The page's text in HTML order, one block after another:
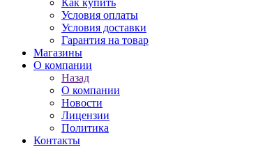
Как купить
Условия оплаты
Условия доставки
Гарантия на товар
Магазины
О компании
Назад
О компании
Новости
Лицензии
Политика
Контакты